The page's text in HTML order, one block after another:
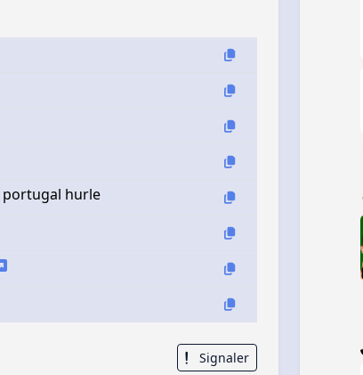
portugal hurle
Signaler